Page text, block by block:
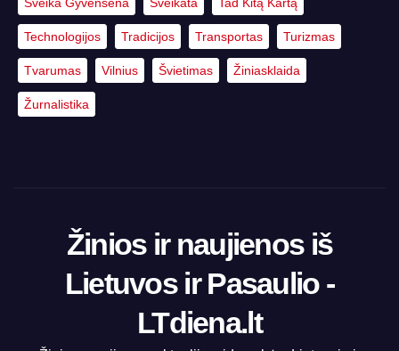
Technologijos Tradicijos Transportas Turizmas
Tvarumas Vilnius Švietimas Žiniasklaida
Žurnalistika
Žinios ir naujienos iš
Lietuvos ir Pasaulio -
LTdiena.lt